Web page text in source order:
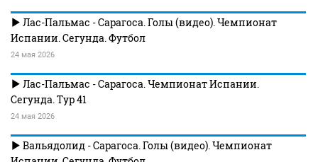
Лас-Пальмас - Сарагоса. Голы (видео). Чемпионат
Испании. Сегунда. Футбол
24 мая 2026
Лас-Пальмас - Сарагоса. Чемпионат Испании.
Сегунда. Тур 41
24 мая 2026
Вальядолид - Сарагоса. Голы (видео). Чемпионат